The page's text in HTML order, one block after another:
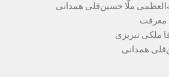
ملّا حسین‌قلی همدانی
معرفت
ملکی تبریزی
همدانی